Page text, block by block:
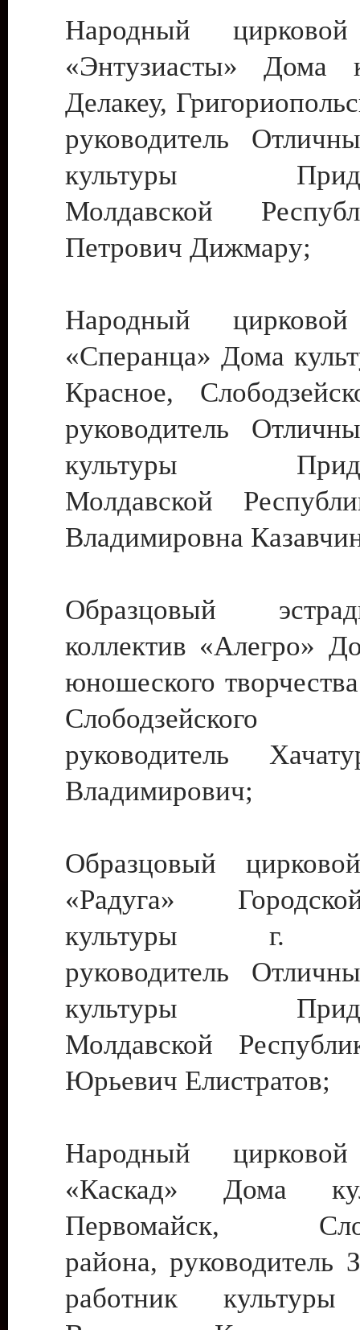
Народный цирковой
«Энтузиасты» Дома
Делакеу,
руководитель
культуры
Молдавской
Петрович Дижмару;
Народный цирковой
«Сперанца» Дома
Красное,
руководитель
культуры
Молдавской
Владимировна
Образцовый
коллектив «Алегро»
юношеского
руководитель
Владимирович;
Образцовый
«Радуга»
культуры г.
руководитель
культуры
Молдавской
Юрьевич Елистратов;
Народный цирковой
«Каскад» Дома
Первомайск,
района, руководитель
работник культуры